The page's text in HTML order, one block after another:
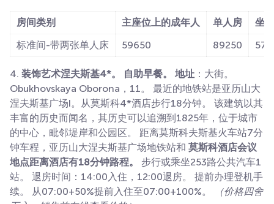
房间类别 主座位上的成年人 单人房
坐
标准间-带两张单人床
59650 89250
4. 装饰艺术涅夫斯基4*。 自助早餐。 地址 ：大街。
Obukhovskaya Oborona，11。 最近的地铁站是亚历山大
涅夫斯基广场I。从莫斯科4*酒店步行18分钟。 该建筑以其
丰富的历史而闻名，其历史可以追溯到1825年，位于城市
的中心，毗邻堤岸和公园区。 距离莫斯科夫斯基火车站7分
钟车程，亚历山大涅夫斯基广场地铁站和 莫斯科酒店会议
地点距离酒店有18分钟路程。 步行或乘坐253路公共汽车1
站。 退房时间：14:00入住，12:00退房。 提前办理登机手
续。 从07:00+50%提前入住至07:00+100%。
（价格四舍